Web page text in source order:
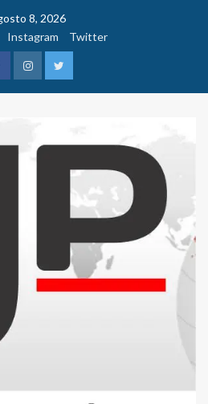
8, 2026
Instagram Twitter
InstagramTwitter